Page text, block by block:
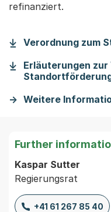
refinanziert.
Verordnung zum
Erläuterungen zur
Weitere
Further
Kaspar Sutter
Regierungsrat
+41 61 267 85 40